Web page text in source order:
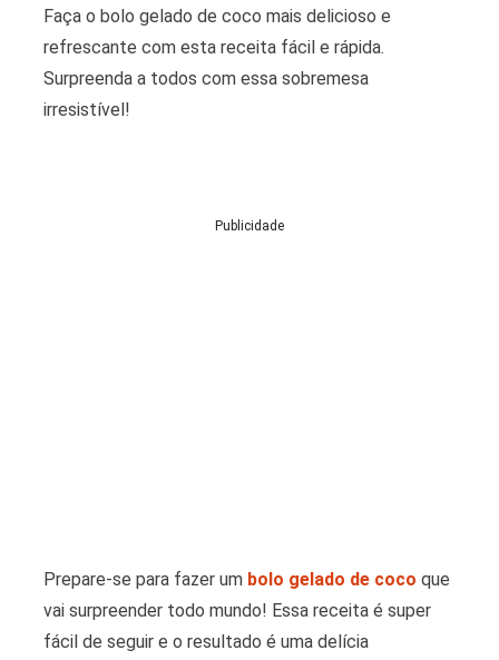
Faça o bolo gelado de coco mais delicioso e
refrescante com esta receita fácil e rápida.
Surpreenda a todos com essa sobremesa
irresistível!
Publicidade
Prepare-se para fazer um bolo gelado de coco que
vai surpreender todo mundo! Essa receita é super
fácil de seguir e o resultado é uma delícia